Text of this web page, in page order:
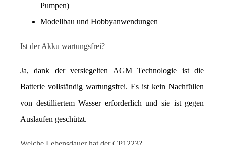
Pumpen)
Modellbau und Hobbyanwendungen
Ist der Akku wartungsfrei?
Ja, dank der versiegelten AGM Technologie ist die
Batterie vollständig wartungsfrei. Es ist kein Nachfüllen
von destilliertem Wasser erforderlich und sie ist gegen
Auslaufen geschützt.